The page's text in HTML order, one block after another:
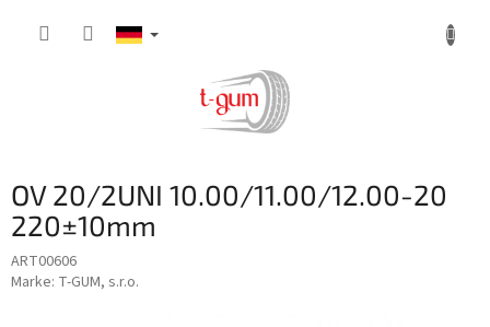
OV 20/2UNI 10.00/11.00/12.00-20
220±10mm
ART00606
Marke: T-GUM, s.r.o.